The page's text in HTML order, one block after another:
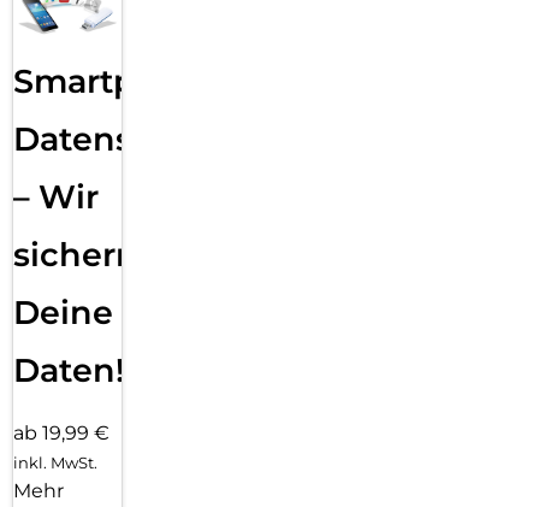
Smartphone
Datensicherung
– Wir
sichern
Deine
Daten!
ab 19,99 €
inkl. MwSt.
Mehr